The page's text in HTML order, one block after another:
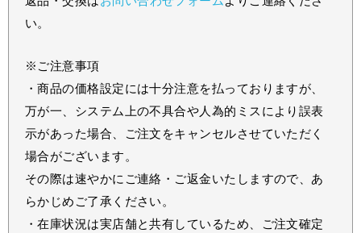
い。
※ご注意事項
・商品の価格設定には十分注意を払っておりますが、
万が一、システム上の不具合や人為的ミスにより誤表
示があった場合、ご注文をキャンセルさせていただく
場合がございます。
その際は速やかにご連絡・ご返金いたしますので、あ
らかじめご了承ください。
・在庫状況は実店舗と共有しているため、ご注文確定